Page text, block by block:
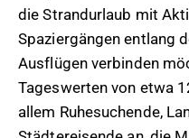
die Strandurlaub mit
Spaziergängen entlang
Ausflügen verbinden
Tageswerten von etwa
allem Ruhesuchende,